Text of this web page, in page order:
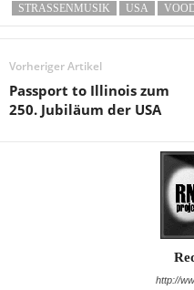
STRASSENMUSIK
USA
Vorheriger Artikel
Passport to Illinois zum
250. Jubiläum der USA
http://